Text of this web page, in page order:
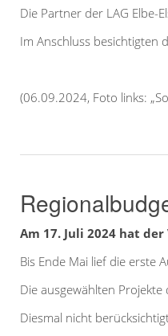
Die Partner der LAG Elbe-
Im Anschluss besichtigten
(06.09.2024, Foto links:
Am 17. Juli 2024 hat
Bis Ende Mai lief die erste
Die ausgewählten
Diesmal nicht